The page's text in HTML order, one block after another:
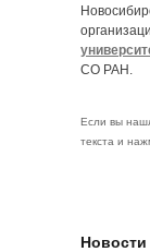
СО РАН.
Если вы
текста и
Новости